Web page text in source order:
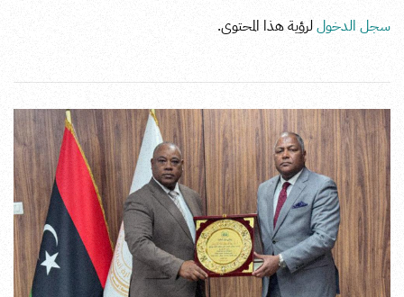
سجل الدخوللرؤية هذا المحتوى.